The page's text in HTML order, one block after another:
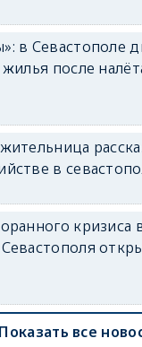
в Севастополе
после
в
кризиса
Показать все